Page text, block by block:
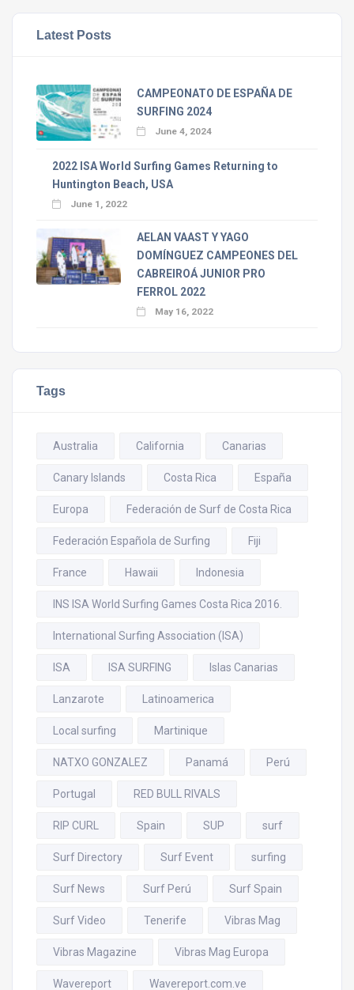
Latest Posts
CAMPEONATO DE ESPAÑA DE
SURFING 2024
June 4, 2024
2022 ISA World Surfing Games Returning to
Huntington Beach, USA
June 1, 2022
AELAN VAAST Y YAGO
DOMÍNGUEZ CAMPEONES DEL
CABREIROÁ JUNIOR PRO
FERROL 2022
May 16, 2022
Tags
Australia California Canarias
Canary Islands Costa Rica España
Europa Federación de Surf de Costa Rica
Federación Española de Surfing Fiji
France Hawaii Indonesia
INS ISA World Surfing Games Costa Rica 2016.
International Surfing Association (ISA)
ISA ISA SURFING Islas Canarias
Lanzarote Latinoamerica
Local surfing Martinique
NATXO GONZALEZ Panamá Perú
Portugal RED BULL RIVALS
RIP CURL Spain SUP surf
Surf Directory Surf Event surfing
Surf News Surf Perú Surf Spain
Surf Video Tenerife Vibras Mag
Vibras Magazine Vibras Mag Europa
Wavereport Wavereport.com.ve